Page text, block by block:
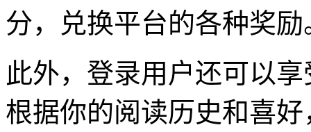
分，兑换平台的各种奖励
此外，登录用户还可以
根据你的阅读历史和喜